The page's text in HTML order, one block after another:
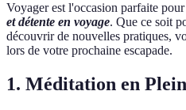
Voyager est l'occasion parfaite
et détente en voyage. Que ce soit
découvrir de nouvelles pratiques,
lors de votre prochaine escapade.
1. Méditation en